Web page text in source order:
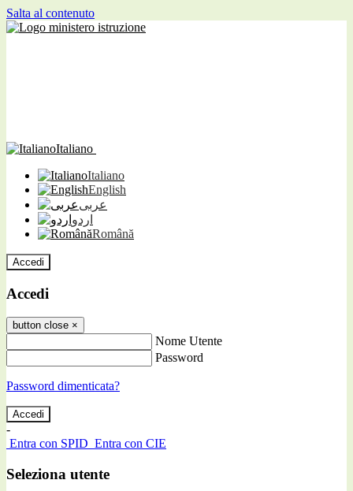
Salta al contenuto
Italiano
Italiano
English
عربى
اردو
Română
Accedi
Accedi
button close ×
Nome Utente
Password
Password dimenticata?
-
Entra con SPID Entra con CIE
Seleziona utente